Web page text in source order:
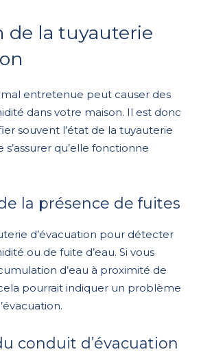
de la tuyauterie
entretenue peut causer des
dans votre maison. Il est donc
souvent l’état de la tuyauterie
s’assurer qu’elle fonctionne
la présence de fuites
d’évacuation pour détecter
ou de fuite d’eau. Si vous
d’eau à proximité de
pourrait indiquer un problème
conduit d’évacuation